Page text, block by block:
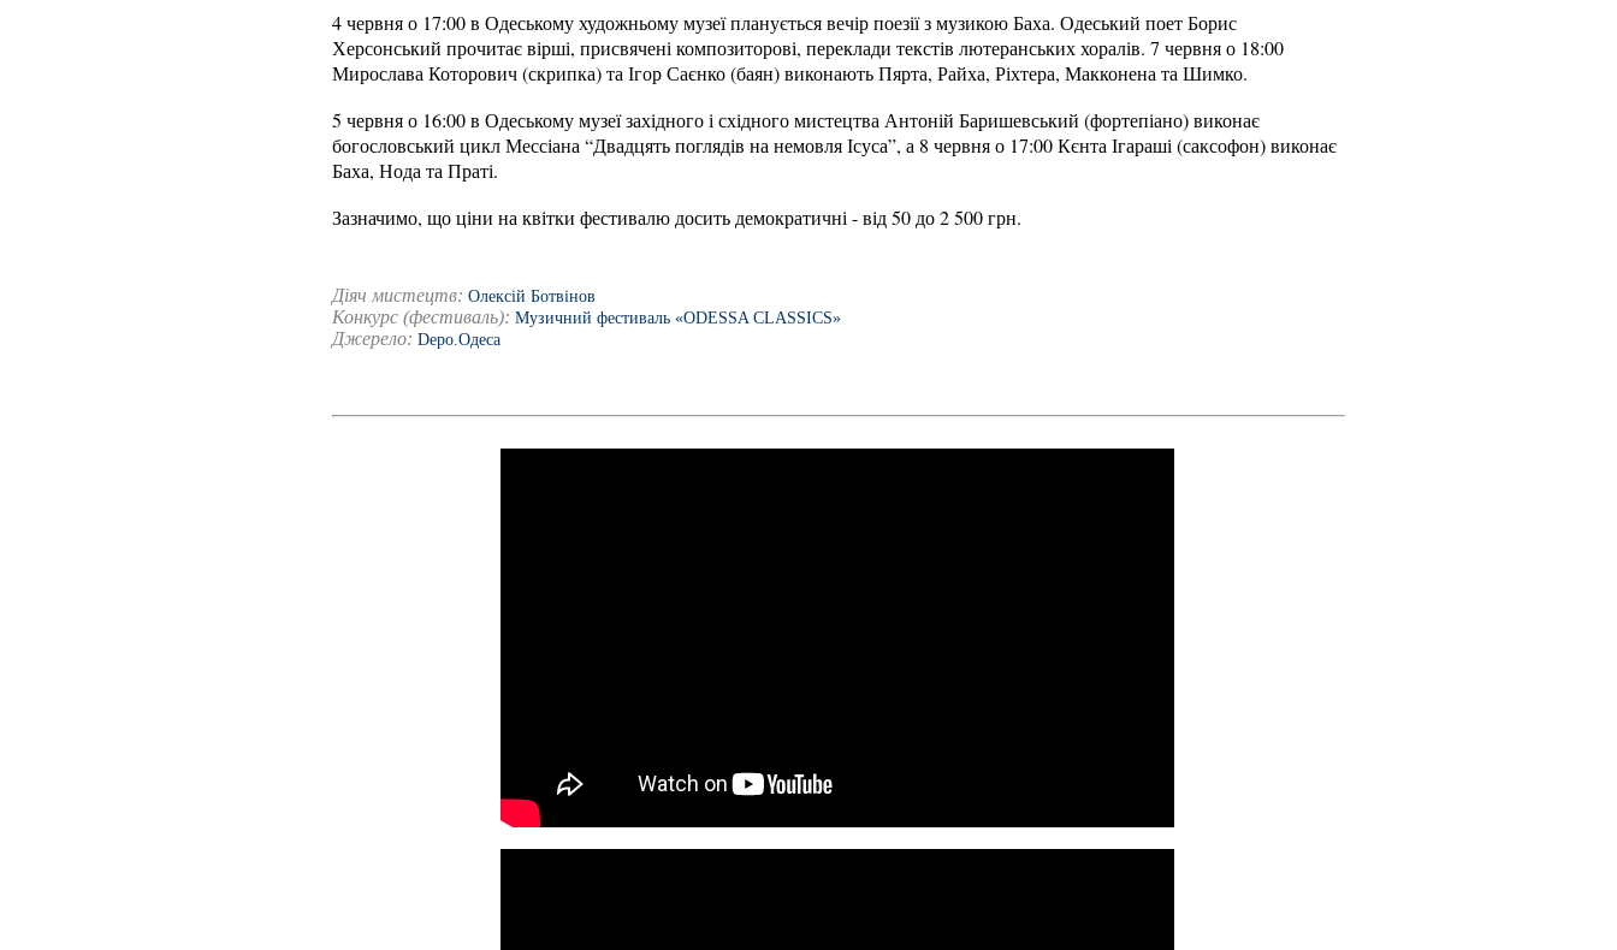
4 червня о 17:00 в Одеському художньому музеї планується вечір поезії з музикою Баха. Одеський поет Борис
Херсонський прочитає вірші, присвячені композиторові, переклади текстів лютеранських хоралів. 7 червня о 18:00
Мирослава Которович (скрипка) та Ігор Саєнко (баян) виконають Пярта, Райха, Ріхтера, Макконена та Шимко.
5 червня о 16:00 в Одеському музеї західного і східного мистецтва Антоній Баришевський (фортепіано) виконає
богословський цикл Мессіана “Двадцять поглядів на немовля Ісуса”, а 8 червня о 17:00 Кєнта Ігараші (саксофон) виконає
Баха, Нода та Праті.
Зазначимо, що ціни на квітки фестивалю досить демократичні - від 50 до 2 500 грн.
Діяч мистецтв: Олексій Ботвінов
Конкурс (фестиваль): Музичний фестиваль «ODESSA CLASSICS»
Джерело: Depo.Одеса